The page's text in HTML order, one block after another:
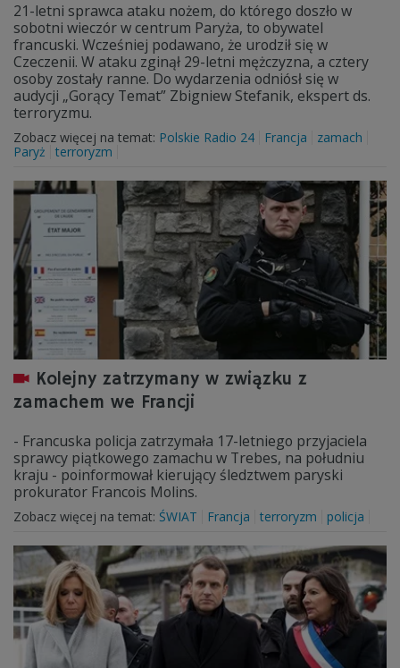
21-letni sprawca ataku nożem, do którego doszło w
sobotni wieczór w centrum Paryża, to obywatel
francuski. Wcześniej podawano, że urodził się w
Czeczenii. W ataku zginął 29-letni mężczyzna, a cztery
osoby zostały ranne. Do wydarzenia odniósł się w
audycji „Gorący Temat” Zbigniew Stefanik, ekspert ds.
terroryzmu.
Zobacz więcej na temat: Polskie Radio 24 Francja
zamach
Paryż
terroryzm
Kolejny zatrzymany w związku z
zamachem we Francji
- Francuska policja zatrzymała 17-letniego przyjaciela
sprawcy piątkowego zamachu w Trebes, na południu
kraju - poinformował kierujący śledztwem paryski
prokurator Francois Molins.
Zobacz więcej na temat: ŚWIAT Francja terroryzm policja